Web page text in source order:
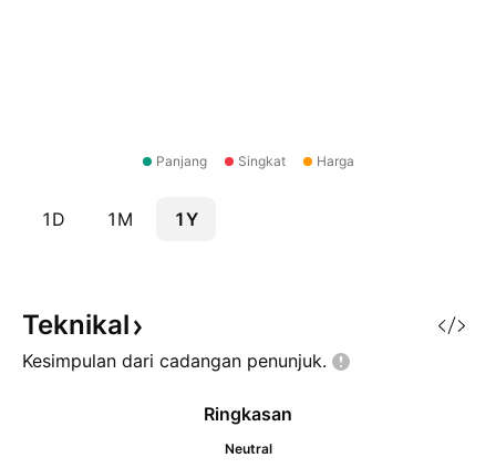
Panjang Singkat Harga
1D 1M 1Y
Teknikal
Kesimpulan dari cadangan penunjuk.
Ringkasan
Neutral